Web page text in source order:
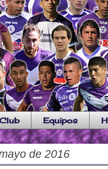
Equipos
de 2016